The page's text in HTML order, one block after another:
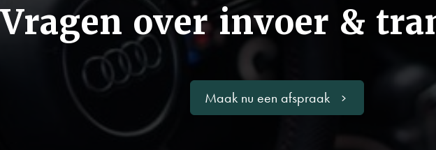
Vragen over invoer &
Maak nu een afspraak